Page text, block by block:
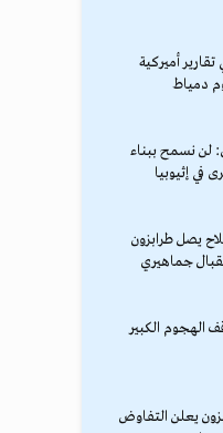
أميركية
دمياط
لن نسمح ببناء
في إثيوبيا
يصل طرابزون
جماهيري
الهجوم الكبير
يعلن التفاوض